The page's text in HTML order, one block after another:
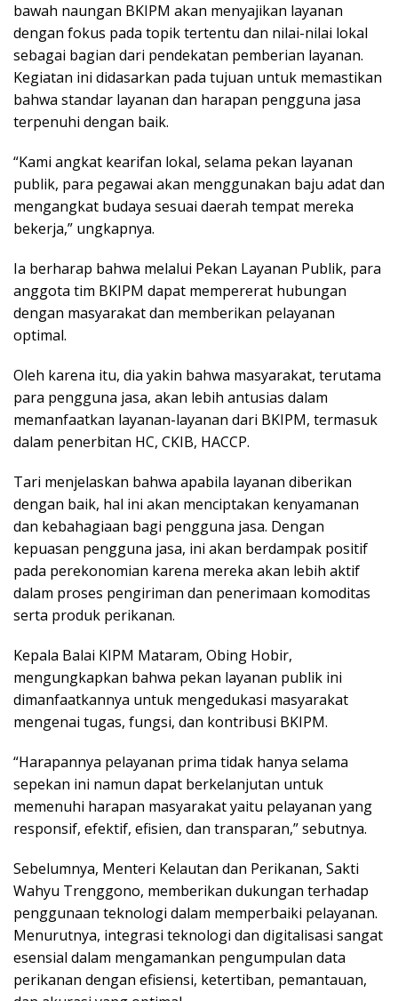
bawah naungan BKIPM akan menyajikan layanan
dengan fokus pada topik tertentu dan nilai-nilai lokal
sebagai bagian dari pendekatan pemberian layanan.
Kegiatan ini didasarkan pada tujuan untuk memastikan
bahwa standar layanan dan harapan pengguna jasa
terpenuhi dengan baik.
“Kami angkat kearifan lokal, selama pekan layanan
publik, para pegawai akan menggunakan baju adat dan
mengangkat budaya sesuai daerah tempat mereka
bekerja,” ungkapnya.
Ia berharap bahwa melalui Pekan Layanan Publik, para
anggota tim BKIPM dapat mempererat hubungan
dengan masyarakat dan memberikan pelayanan
optimal.
Oleh karena itu, dia yakin bahwa masyarakat, terutama
para pengguna jasa, akan lebih antusias dalam
memanfaatkan layanan-layanan dari BKIPM, termasuk
dalam penerbitan HC, CKIB, HACCP.
Tari menjelaskan bahwa apabila layanan diberikan
dengan baik, hal ini akan menciptakan kenyamanan
dan kebahagiaan bagi pengguna jasa. Dengan
kepuasan pengguna jasa, ini akan berdampak positif
pada perekonomian karena mereka akan lebih aktif
dalam proses pengiriman dan penerimaan komoditas
serta produk perikanan.
Kepala Balai KIPM Mataram, Obing Hobir,
mengungkapkan bahwa pekan layanan publik ini
dimanfaatkannya untuk mengedukasi masyarakat
mengenai tugas, fungsi, dan kontribusi BKIPM.
“Harapannya pelayanan prima tidak hanya selama
sepekan ini namun dapat berkelanjutan untuk
memenuhi harapan masyarakat yaitu pelayanan yang
responsif, efektif, efisien, dan transparan,” sebutnya.
Sebelumnya, Menteri Kelautan dan Perikanan, Sakti
Wahyu Trenggono, memberikan dukungan terhadap
penggunaan teknologi dalam memperbaiki pelayanan.
Menurutnya, integrasi teknologi dan digitalisasi sangat
esensial dalam mengamankan pengumpulan data
perikanan dengan efisiensi, ketertiban, pemantauan,